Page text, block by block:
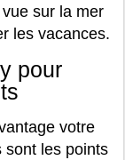
sur la mer
les vacances.
pour
votre
sont les points